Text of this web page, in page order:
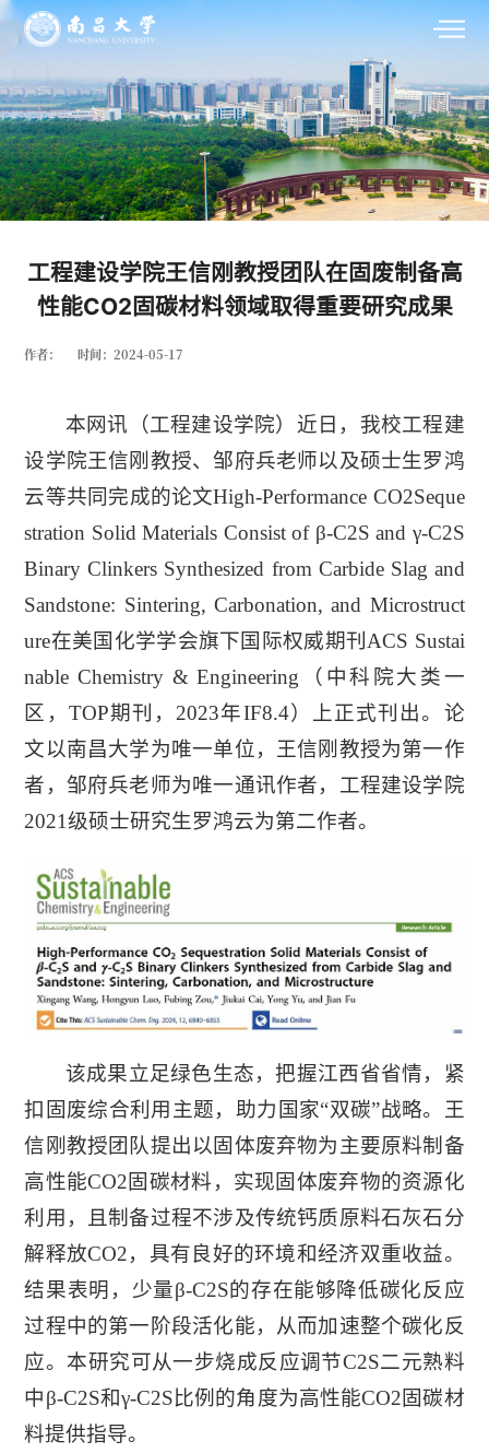
工程建设学院王信刚教授团队在固废制备高
性能CO2固碳材料领域取得重要研究成果
作者： 时间：2024-05-17
本网讯 （工程建设学院） 近日，我校工程建
设学院王信刚教授、邹府兵老师以及硕士生罗鸿
云等共同完成的论文High-Performance CO2Seque
stration Solid Materials Consist of β-C2S and γ-C2S
Binary Clinkers Synthesized from Carbide Slag and
Sandstone: Sintering, Carbonation, and Microstruct
ure在美国化学学会旗下国际权威期刊ACS Sustai
nable Chemistry & Engineering（中科院大类一
区，TOP期刊，2023年IF8.4）上正式刊出。论
文以南昌大学为唯一单位，王信刚教授为第一作
者，邹府兵老师为唯一通讯作者，工程建设学院
2021级硕士研究生罗鸿云为第二作者。
该成果立足绿色生态，把握江西省省情，紧
扣固废综合利用主题，助力国家“双碳”战略。王
信刚教授团队提出以固体废弃物为主要原料制备
高性能CO2固碳材料，实现固体废弃物的资源化
利用，且制备过程不涉及传统钙质原料石灰石分
解释放CO2，具有良好的环境和经济双重收益。
结果表明，少量β-C2S的存在能够降低碳化反应
过程中的第一阶段活化能，从而加速整个碳化反
应。本研究可从一步烧成反应调节C2S二元熟料
中β-C2S和γ-C2S比例的角度为高性能CO2固碳材
料提供指导。